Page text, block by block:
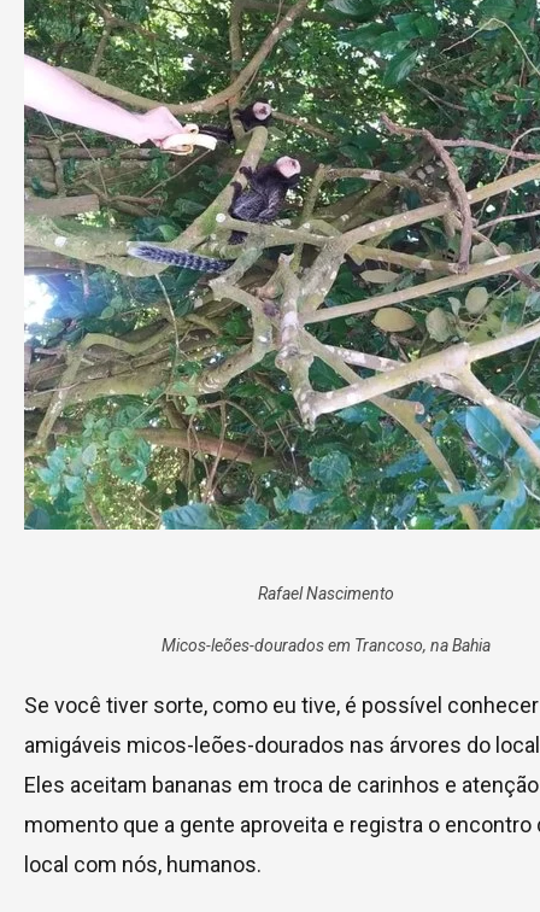
Rafael Nascimento
Micos-leões-dourados em Trancoso, na Bahia
Se você tiver sorte, como eu tive, é possível conhecer
amigáveis micos-leões-dourados nas árvores do
Eles aceitam bananas em troca de carinhos e
momento que a gente aproveita e registra o encontro
local com nós, humanos.